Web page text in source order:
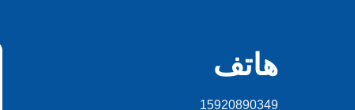
هاتف
15920890349